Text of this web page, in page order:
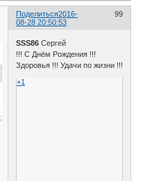
Поделиться 99
2016-
08-28 20:50:53
SSS86 Сергей
!!! С Днём Рождения !!!
Здоровья !!! Удачи по жизни !!!
+1